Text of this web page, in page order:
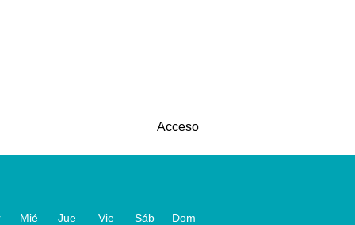
Acceso
Mié Jue Vie Sáb Dom